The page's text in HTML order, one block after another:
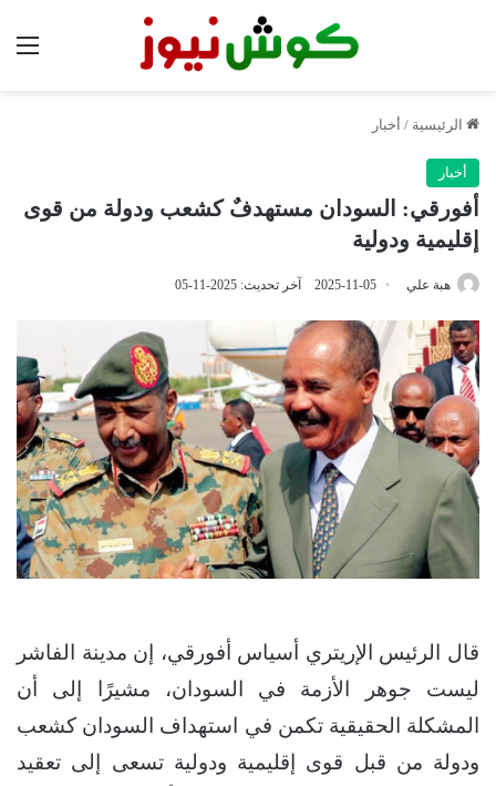
الرئيسية / أخبار
أخبار
أفورقي: السودان مستهدفٌ كشعب ودولة من قوى
إقليمية ودولية
هبة علي 2025-11-05 آخر تحديث: 2025-11-05
قال الرئيس الإريتري أسياس أفورقي، إن مدينة الفاشر
ليست جوهر الأزمة في السودان، مشيرًا إلى أن
المشكلة الحقيقية تكمن في استهداف السودان كشعب
ودولة من قبل قوى إقليمية ودولية تسعى إلى تعقيد